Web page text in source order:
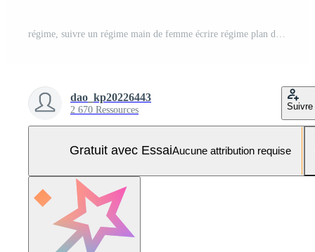
dao_kp20226443
2 670 Ressources Suivre
Gratuit avec EssaiAucune attribution requise